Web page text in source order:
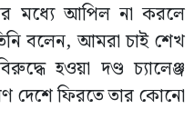
মধ্যে আপিল না করলে
বলেন, আমরা চাই শেখ
হওয়া দণ্ড চ্যালেঞ্জ
ফিরতে তার কোনো